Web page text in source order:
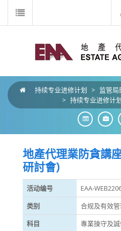
持续专业进修计划 > 监管
> 持续专业进修计
地產代理業防貪講
研討會)
活动编号
EAA-
类别
合规及有效
科目
專業操守及